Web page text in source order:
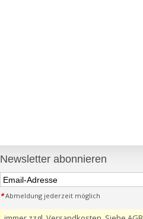
Newsletter abonnieren
*Abmeldung jederzeit möglich